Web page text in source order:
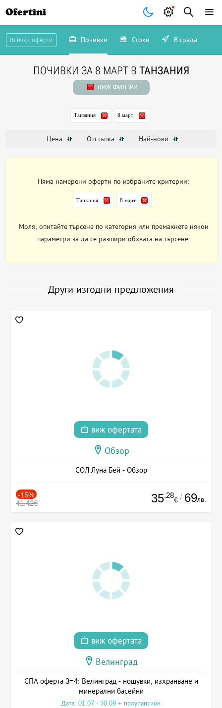
Ofertini
Всички оферти Почивки Стоки В града
ПОЧИВКИ ЗА 8 МАРТ В ТАНЗАНИЯ
ВИЖ ФИЛТРИ
Танзания 8 март
Цена Отстъпка Най-нови
Няма намерени оферти по избраните критерии:
Танзания 8 март
Моля, опитайте търсене по категория или премахнете някои
параметри за да се разшири обхвата на търсене.
Други изгодни предложения
виж офертата
Обзор
СОЛ Луна Бей - Обзор
-15%
41.42€ 35.28
€ / 69лв.
виж офертата
Велинград
СПА оферта 3=4: Велинград - нощувки, изхранване и
минерални басейни
Дата: 01.07 - 30.09 + полупансион